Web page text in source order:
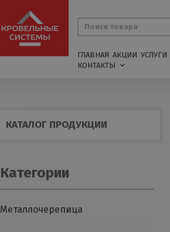
ГЛАВНАЯ АКЦИИ УСЛУГИ
КОНТАКТЫ
КАТАЛОГ ПРОДУКЦИИ
Категории
Металлочерепица